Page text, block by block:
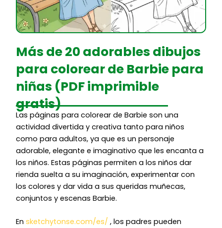
Más de 20 adorables dibujos
para colorear de Barbie para
niñas (PDF imprimible
gratis)
Las páginas para colorear de Barbie son una
actividad divertida y creativa tanto para niños
como para adultos, ya que es un personaje
adorable, elegante e imaginativo que les encanta a
los niños. Estas páginas permiten a los niños dar
rienda suelta a su imaginación, experimentar con
los colores y dar vida a sus queridas muñecas,
conjuntos y escenas Barbie.
Ensketchytonse.com/es/ , los padres pueden